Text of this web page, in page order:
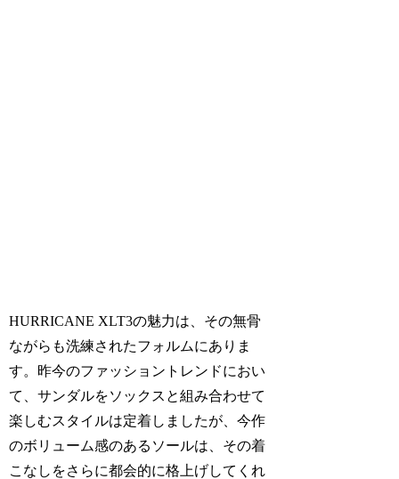
HURRICANE XLT3の魅力は、その無骨
ながらも洗練されたフォルムにありま
す。昨今のファッショントレンドにおい
て、サンダルをソックスと組み合わせて
楽しむスタイルは定着しましたが、今作
のボリューム感のあるソールは、その着
こなしをさらに都会的に格上げしてくれ